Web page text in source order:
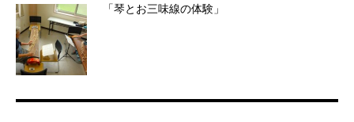
「琴とお三味線の体験」